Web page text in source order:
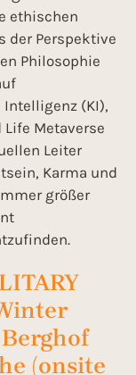
ethischen
der Perspektive
Philosophie
(KI),
Life Metaverse
Leiter
Karma und
größer
(onsite